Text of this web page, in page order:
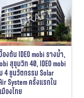
งต้น IDEO mobi รางน้ำ,
สุขุมวิท 40, IDEO mobi
4 ชูนวัตกรรม Solar
System ครั้งแรกใน
องไทย